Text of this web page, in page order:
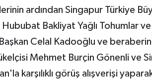
ardından Singapur Türkiye
Bakliyat Yağlı Tohumlar
Başkan Celal Kadooğlu ve
Mehmet Burçin Gönenli ve
karşılıklı görüş alışverişi